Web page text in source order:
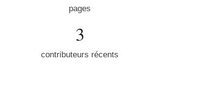
pages
3
contributeurs récents